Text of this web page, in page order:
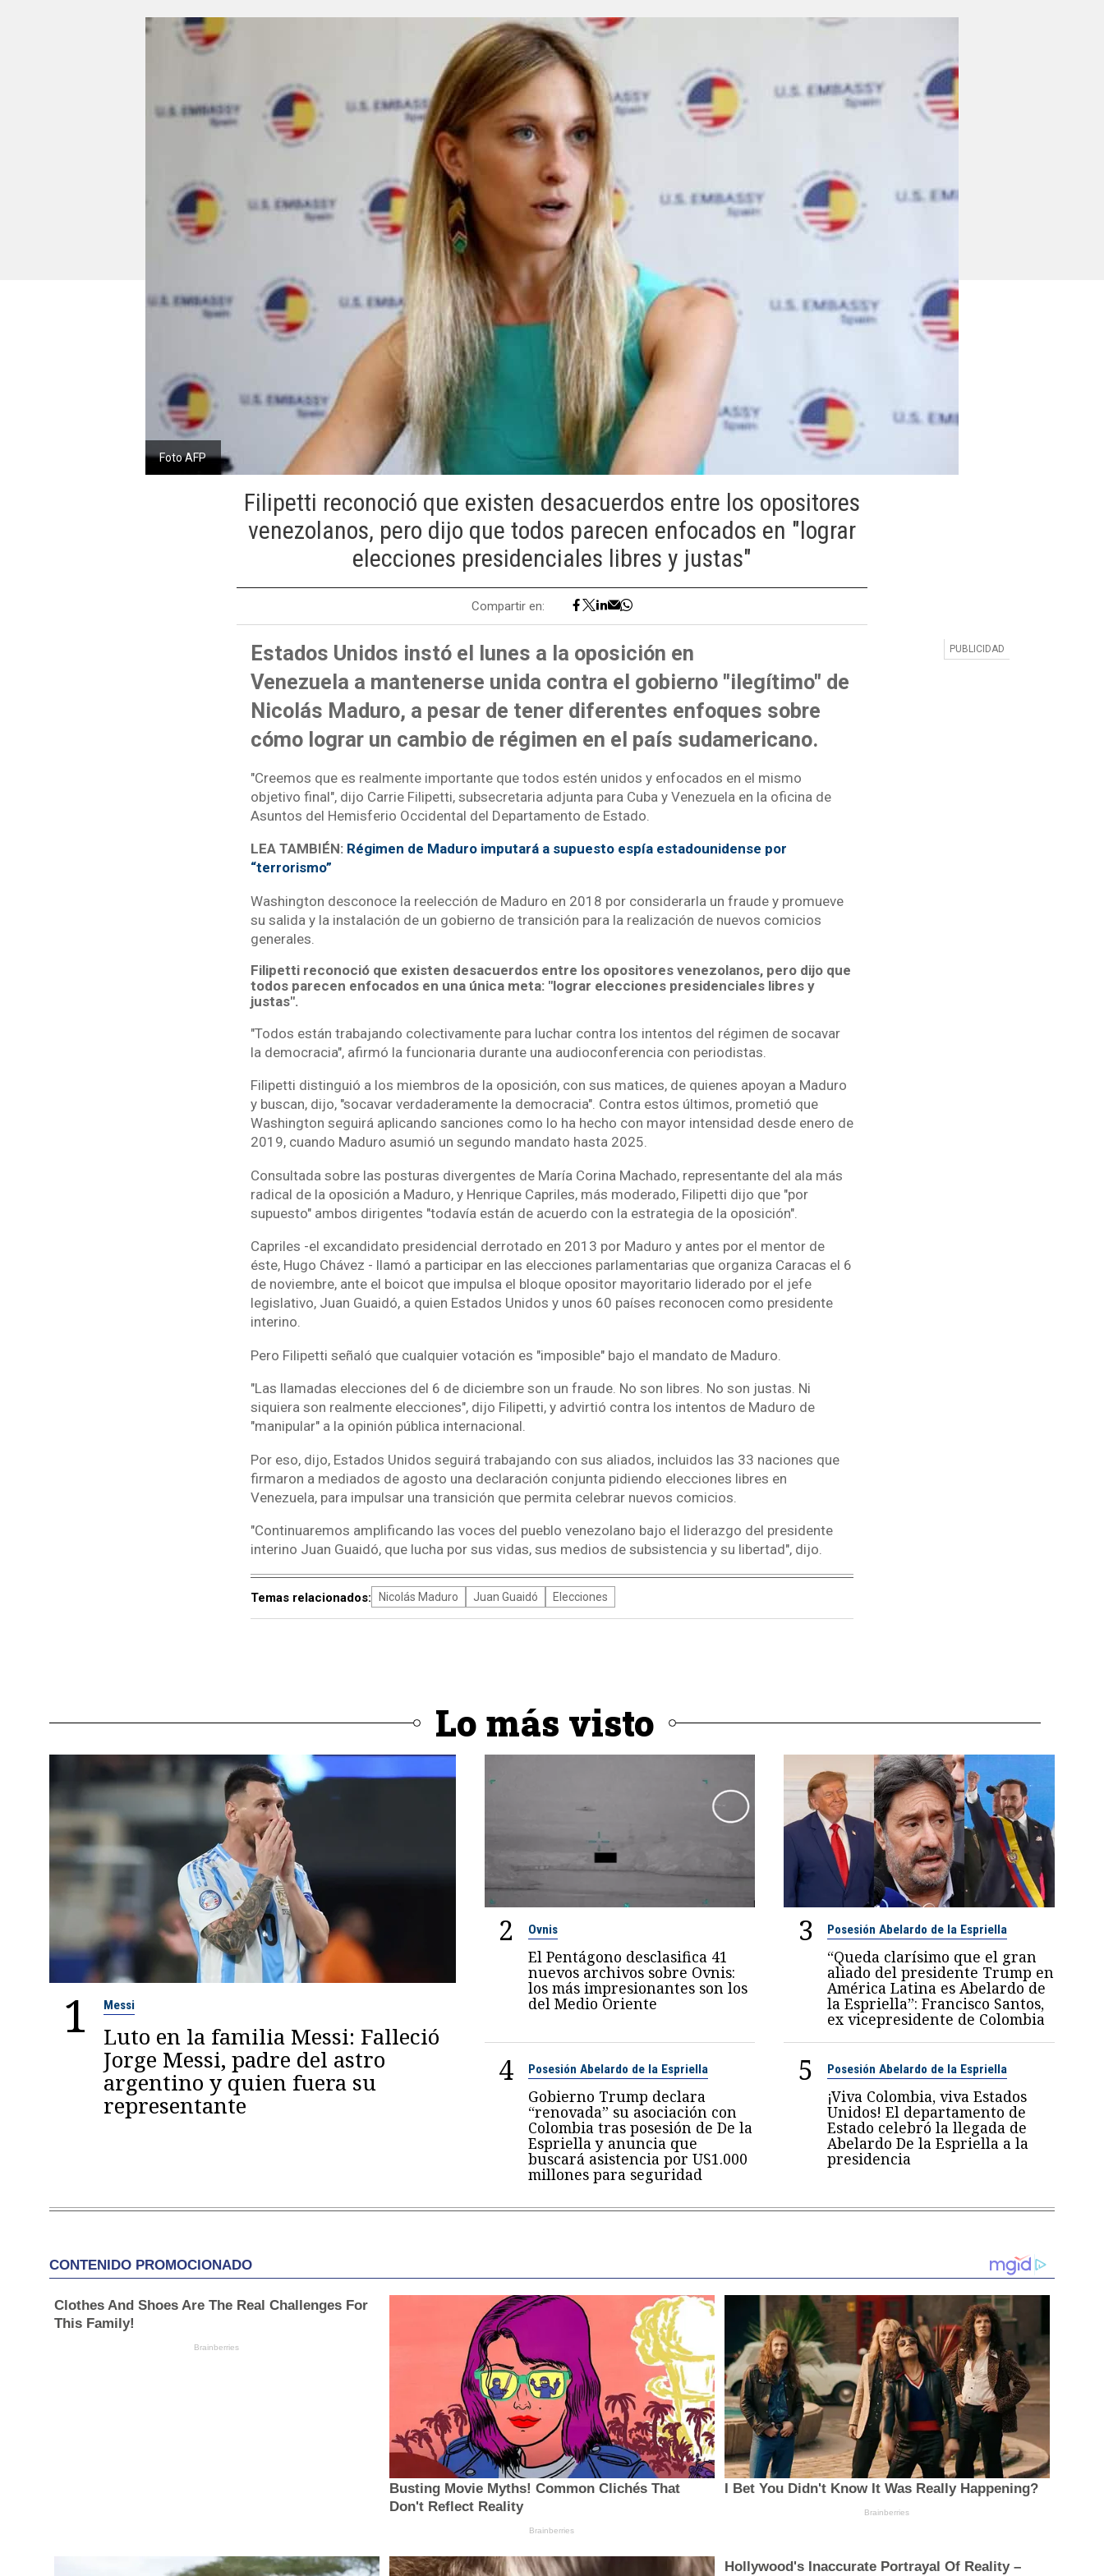
Foto AFP
Filipetti reconoció que existen desacuerdos entre los opositores
venezolanos, pero dijo que todos parecen enfocados en "lograr
elecciones presidenciales libres y justas"
Compartir en:
Estados Unidos instó el lunes a la oposición en
Venezuela a mantenerse unida contra el gobierno "ilegítimo" de
Nicolás Maduro, a pesar de tener diferentes enfoques sobre
cómo lograr un cambio de régimen en el país sudamericano.
"Creemos que es realmente importante que todos estén unidos y enfocados en el mismo
objetivo final", dijo Carrie Filipetti, subsecretaria adjunta para Cuba y Venezuela en la oficina de
Asuntos del Hemisferio Occidental del Departamento de Estado.
LEA TAMBIÉN: Régimen de Maduro imputará a supuesto espía estadounidense por
“terrorismo”
Washington desconoce la reelección de Maduro en 2018 por considerarla un fraude y promueve
su salida y la instalación de un gobierno de transición para la realización de nuevos comicios
generales.
Filipetti reconoció que existen desacuerdos entre los opositores venezolanos, pero dijo que
todos parecen enfocados en una única meta: "lograr elecciones presidenciales libres y
justas".
"Todos están trabajando colectivamente para luchar contra los intentos del régimen de socavar
la democracia", afirmó la funcionaria durante una audioconferencia con periodistas.
Filipetti distinguió a los miembros de la oposición, con sus matices, de quienes apoyan a Maduro
y buscan, dijo, "socavar verdaderamente la democracia". Contra estos últimos, prometió que
Washington seguirá aplicando sanciones como lo ha hecho con mayor intensidad desde enero de
2019, cuando Maduro asumió un segundo mandato hasta 2025.
Consultada sobre las posturas divergentes de María Corina Machado, representante del ala más
radical de la oposición a Maduro, y Henrique Capriles, más moderado, Filipetti dijo que "por
supuesto" ambos dirigentes "todavía están de acuerdo con la estrategia de la oposición".
Capriles -el excandidato presidencial derrotado en 2013 por Maduro y antes por el mentor de
éste, Hugo Chávez - llamó a participar en las elecciones parlamentarias que organiza Caracas el 6
de noviembre, ante el boicot que impulsa el bloque opositor mayoritario liderado por el jefe
legislativo, Juan Guaidó, a quien Estados Unidos y unos 60 países reconocen como presidente
interino.
Pero Filipetti señaló que cualquier votación es "imposible" bajo el mandato de Maduro.
"Las llamadas elecciones del 6 de diciembre son un fraude. No son libres. No son justas. Ni
siquiera son realmente elecciones", dijo Filipetti, y advirtió contra los intentos de Maduro de
"manipular" a la opinión pública internacional.
Por eso, dijo, Estados Unidos seguirá trabajando con sus aliados, incluidos las 33 naciones que
firmaron a mediados de agosto una declaración conjunta pidiendo elecciones libres en
Venezuela, para impulsar una transición que permita celebrar nuevos comicios.
"Continuaremos amplificando las voces del pueblo venezolano bajo el liderazgo del presidente
interino Juan Guaidó, que lucha por sus vidas, sus medios de subsistencia y su libertad", dijo.
Temas relacionados: Nicolás Maduro Juan Guaidó Elecciones
Lo más visto
1 Messi
Luto en la familia Messi: Falleció
Jorge Messi, padre del astro
argentino y quien fuera su
representante
2 Ovnis
El Pentágono desclasifica 41
nuevos archivos sobre Ovnis:
los más impresionantes son los
del Medio Oriente
3 Posesión Abelardo de la Espriella
“Queda clarísimo que el gran
aliado del presidente Trump en
América Latina es Abelardo de
la Espriella”: Francisco Santos,
ex vicepresidente de Colombia
4 Posesión Abelardo de la Espriella
Gobierno Trump declara
“renovada” su asociación con
Colombia tras posesión de De la
Espriella y anuncia que
buscará asistencia por US1.000
millones para seguridad
5 Posesión Abelardo de la Espriella
¡Viva Colombia, viva Estados
Unidos! El departamento de
Estado celebró la llegada de
Abelardo De la Espriella a la
presidencia